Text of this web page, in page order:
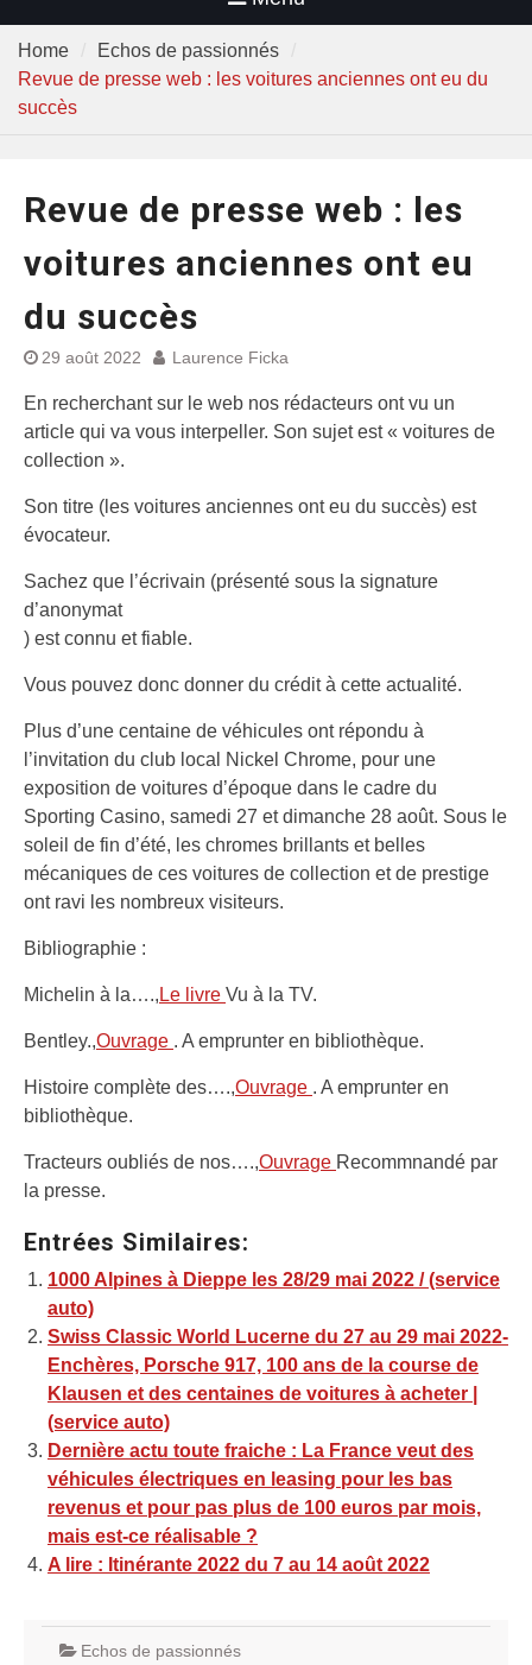
Home
Echos de passionnés
Revue de presse web : les voitures anciennes ont eu du
succès
Revue de presse web : les
voitures anciennes ont eu
du succès
29 août 2022 Laurence Ficka
En recherchant sur le web nos rédacteurs ont vu un
article qui va vous interpeller. Son sujet est « voitures de
collection ».
Son titre (les voitures anciennes ont eu du succès) est
évocateur.
Sachez que l’écrivain (présenté sous la signature
d’anonymat
) est connu et fiable.
Vous pouvez donc donner du crédit à cette actualité.
Plus d’une centaine de véhicules ont répondu à
l’invitation du club local Nickel Chrome, pour une
exposition de voitures d’époque dans le cadre du
Sporting Casino, samedi 27 et dimanche 28 août. Sous le
soleil de fin d’été, les chromes brillants et belles
mécaniques de ces voitures de collection et de prestige
ont ravi les nombreux visiteurs.
Bibliographie :
Michelin à la…., Le livre Vu à la TV.
Bentley.,Ouvrage . A emprunter en bibliothèque.
Histoire complète des….,Ouvrage . A emprunter en
bibliothèque.
Tracteurs oubliés de nos….,Ouvrage Recommnandé par
la presse.
Entrées Similaires:
1000 Alpines à Dieppe les 28/29 mai 2022 / (service
auto)
Swiss Classic World Lucerne du 27 au 29 mai 2022-
Enchères, Porsche 917, 100 ans de la course de
Klausen et des centaines de voitures à acheter |
(service auto)
Dernière actu toute fraiche : La France veut des
véhicules électriques en leasing pour les bas
revenus et pour pas plus de 100 euros par mois,
mais est-ce réalisable ?
A lire : Itinérante 2022 du 7 au 14 août 2022
Echos de passionnés